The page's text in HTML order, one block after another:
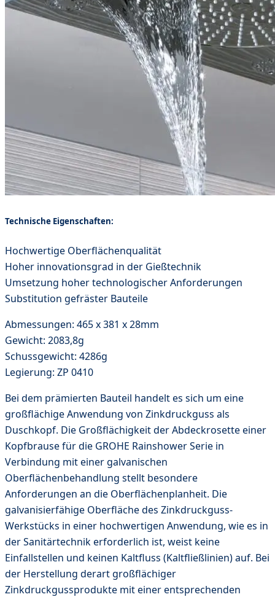
Technische Eigenschaften:
Hochwertige Oberflächenqualität
Hoher innovationsgrad in der Gießtechnik
Umsetzung hoher technologischer Anforderungen
Substitution gefräster Bauteile
Abmessungen: 465 x 381 x 28mm
Gewicht: 2083,8g
Schussgewicht: 4286g
Legierung: ZP 0410
Bei dem prämierten Bauteil handelt es sich um eine
großflächige Anwendung von Zinkdruckguss als
Duschkopf. Die Großflächigkeit der Abdeckrosette einer
Kopfbrause für die GROHE Rainshower Serie in
Verbindung mit einer galvanischen
Oberflächenbehandlung stellt besondere
Anforderungen an die Oberflächenplanheit. Die
galvanisierfähige Oberfläche des Zinkdruckguss-
Werkstücks in einer hochwertigen Anwendung, wie es in
der Sanitärtechnik erforderlich ist, weist keine
Einfallstellen und keinen Kaltfluss (Kaltfließlinien) auf. Bei
der Herstellung derart großflächiger
Zinkdruckgussprodukte mit einer entsprechenden